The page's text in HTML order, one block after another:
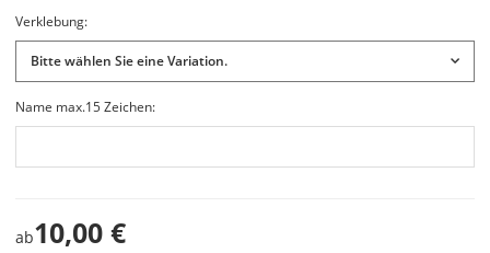
Verklebung:
Bitte wählen Sie eine Variation.
Name max.15 Zeichen:
ab10,00 €